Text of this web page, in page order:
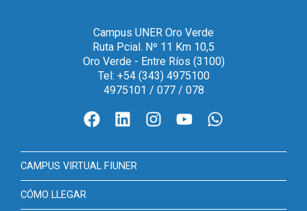
Campus UNER Oro Verde
Ruta Pcial. Nº 11 Km 10,5
Oro Verde - Entre Ríos (3100)
Tel: +54 (343) 4975100
4975101 / 077 / 078
CAMPUS VIRTUAL FIUNER
CÓMO LLEGAR